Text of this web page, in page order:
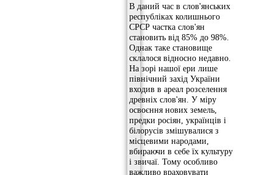
В даний час в слов'янських
республіках колишнього
СРСР частка слов'ян
становить від 85% до 98%.
Однак таке становище
склалося відносно недавно.
На зорі нашої ери лише
північний захід України
входив в ареал розселення
древніх слов'ян. У міру
освоєння нових земель,
предки росіян, українців і
білорусів змішувалися з
місцевими народами,
вбираючи в себе їх культуру
і звичаї. Тому особливо
важливо враховувати